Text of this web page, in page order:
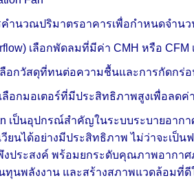
ำนวณปริมาตรอาคารเพื่อกำหนดจำน
เลือกพัดลมที่มีค่า CMH หรือ CFM
อกวัสดุที่ทนต่อความชื้นและการกัดกร่อ
ลือกมอเตอร์ที่มีประสิทธิภาพสูงเพื่อลดค่
เป็นอุปกรณ์สำคัญในระบบระบายอาก
นได้อย่างมีประสิทธิภาพ ไม่ว่าจะเป็น
ประสงค์ พร้อมยกระดับคุณภาพอากาศ
นพลังงาน และสร้างสภาพแวดล้อมที่ดี